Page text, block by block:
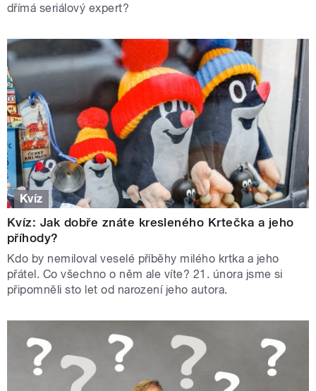
dřímá seriálový expert?
Kvíz
Kvíz: Jak dobře znáte kresleného Krtečka a jeho
příhody?
Kdo by nemiloval veselé příběhy milého krtka a jeho
přátel. Co všechno o něm ale víte? 21. února jsme si
připomněli sto let od narození jeho autora.